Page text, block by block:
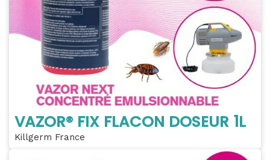
VAZOR® FIX FLACON DOSEUR 1L
Killgerm France